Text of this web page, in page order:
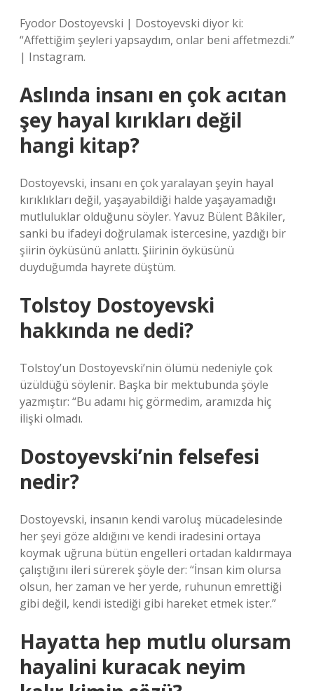
Fyodor Dostoyevski | Dostoyevski diyor ki:
“Affettiğim şeyleri yapsaydım, onlar beni affetmezdi.”
| Instagram.
Aslında insanı en çok acıtan
şey hayal kırıkları değil
hangi kitap?
Dostoyevski, insanı en çok yaralayan şeyin hayal
kırıklıkları değil, yaşayabildiği halde yaşayamadığı
mutluluklar olduğunu söyler. Yavuz Bülent Bâkiler,
sanki bu ifadeyi doğrulamak istercesine, yazdığı bir
şiirin öyküsünü anlattı. Şiirinin öyküsünü
duyduğumda hayrete düştüm.
Tolstoy Dostoyevski
hakkında ne dedi?
Tolstoy’un Dostoyevski’nin ölümü nedeniyle çok
üzüldüğü söylenir. Başka bir mektubunda şöyle
yazmıştır: “Bu adamı hiç görmedim, aramızda hiç
ilişki olmadı.
Dostoyevski’nin felsefesi
nedir?
Dostoyevski, insanın kendi varoluş mücadelesinde
her şeyi göze aldığını ve kendi iradesini ortaya
koymak uğruna bütün engelleri ortadan kaldırmaya
çalıştığını ileri sürerek şöyle der: “İnsan kim olursa
olsun, her zaman ve her yerde, ruhunun emrettiği
gibi değil, kendi istediği gibi hareket etmek ister.”
Hayatta hep mutlu olursam
hayalini kuracak neyim